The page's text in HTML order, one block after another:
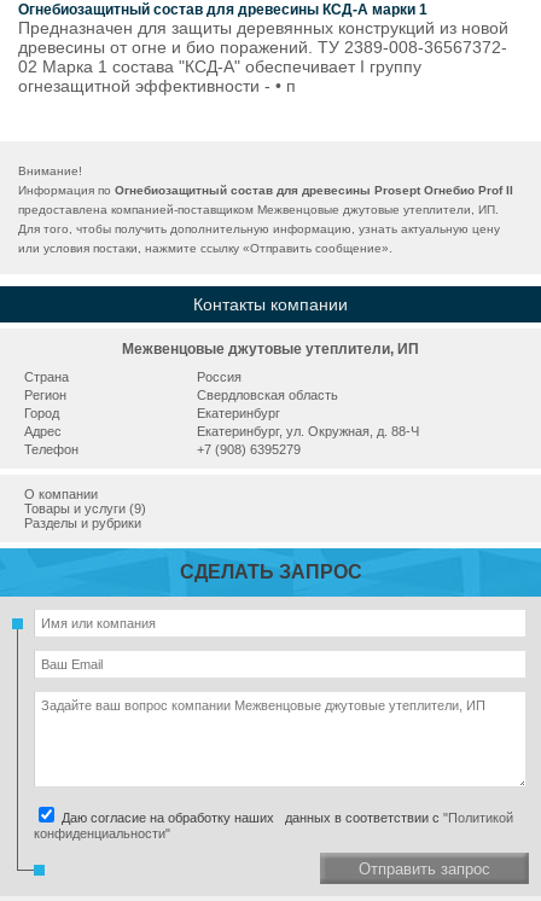
Огнебиозащитный состав для древесины КСД-А марки 1
Предназначен для защиты деревянных конструкций из новой
древесины от огне и био поражений. ТУ 2389-008-36567372-
02 Марка 1 состава "КСД-А" обеспечивает I группу
огнезащитной эффективности - • п
Внимание!
Информация по Огнебиозащитный состав для древесины Prosept Огнебио Prof II
предоставлена компанией-поставщиком Межвенцовые джутовые утеплители, ИП.
Для того, чтобы получить дополнительную информацию, узнать актуальную цену
или условия постаки, нажмите ссылку «Отправить сообщение».
Контакты компании
Межвенцовые джутовые утеплители, ИП
Страна
Россия
Регион
Свердловская область
Город
Екатеринбург
Адрес
Екатеринбург, ул. Окружная, д. 88-Ч
Телефон
+7 (908) 6395279
О компании
Товары и услуги (9)
Разделы и рубрики
СДЕЛАТЬ ЗАПРОС
Даю согласие на обработку наших данных в соответствии с "Политикой
конфиденциальности"
Отправить запрос